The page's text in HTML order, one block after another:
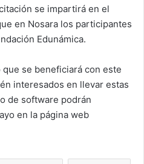
se impartirá en el
en Nosara los participantes
Edunámica.
se beneficiará con este
interesados en llevar estas
de software podrán
en la página web